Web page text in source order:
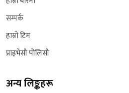
सम्पर्क
हाम्रो टिम
प्राइभेसी पोलिसी
अन्य लिङ्कहरू